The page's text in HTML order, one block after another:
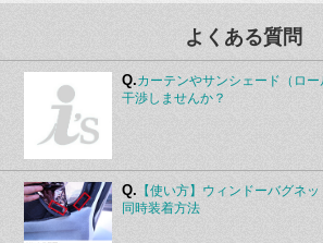
よくある質問
Q.カーテンやサンシェード（ロ
干渉しませんか？
Q. 【使い方】ウィンドーバグネ
同時装着方法